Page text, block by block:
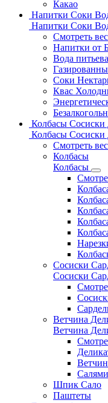
Какао
Напитки Соки
Напитки Соки
Смотреть
Напитки от
Вода
Соки
Квас
Колбасы Сосиски
Колбасы Сосиски
Смотреть
Колбасы
Колбасы
Сосиски
Сосиски
Ветчина
Ветчина
Шпик Сало
Паштеты